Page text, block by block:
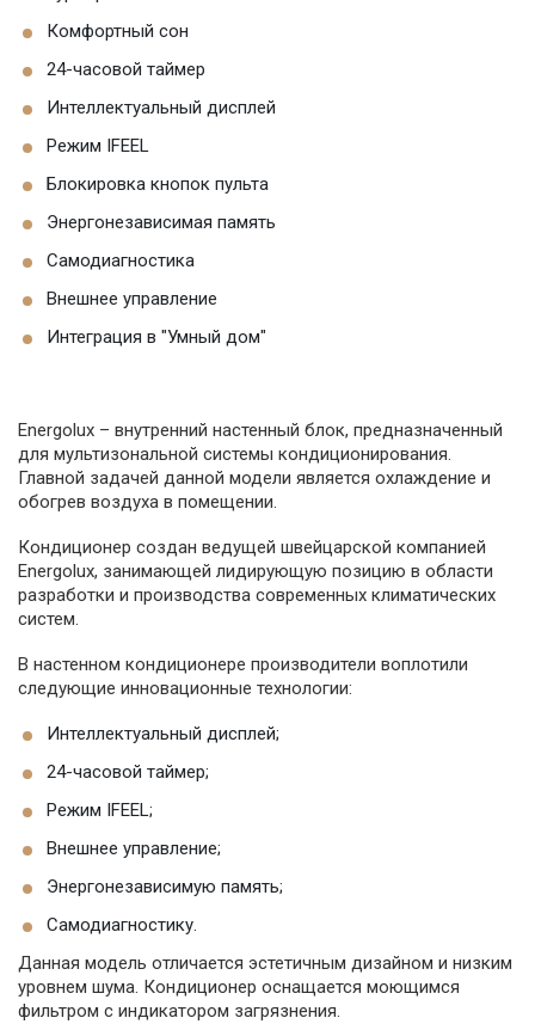
Комфортный сон
24-часовой таймер
Интеллектуальный дисплей
Режим IFEEL
Блокировка кнопок пульта
Энергонезависимая память
Самодиагностика
Внешнее управление
Интеграция в "Умный дом"
Energolux – внутренний настенный блок, предназначенный
для мультизональной системы кондиционирования.
Главной задачей данной модели является охлаждение и
обогрев воздуха в помещении.
Кондиционер создан ведущей швейцарской компанией
Energolux, занимающей лидирующую позицию в области
разработки и производства современных климатических
систем.
В настенном кондиционере производители воплотили
следующие инновационные технологии:
Интеллектуальный дисплей;
24-часовой таймер;
Режим IFEEL;
Внешнее управление;
Энергонезависимую память;
Самодиагностику.
Данная модель отличается эстетичным дизайном и низким
уровнем шума. Кондиционер оснащается моющимся
фильтром с индикатором загрязнения.